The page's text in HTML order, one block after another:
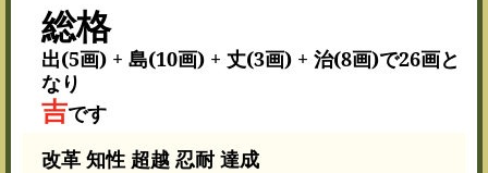
総格
出(5画) + 島(10画) + 丈(3画) + 治(8画)で26画と
なり
吉です
改革 知性 超越 忍耐 達成